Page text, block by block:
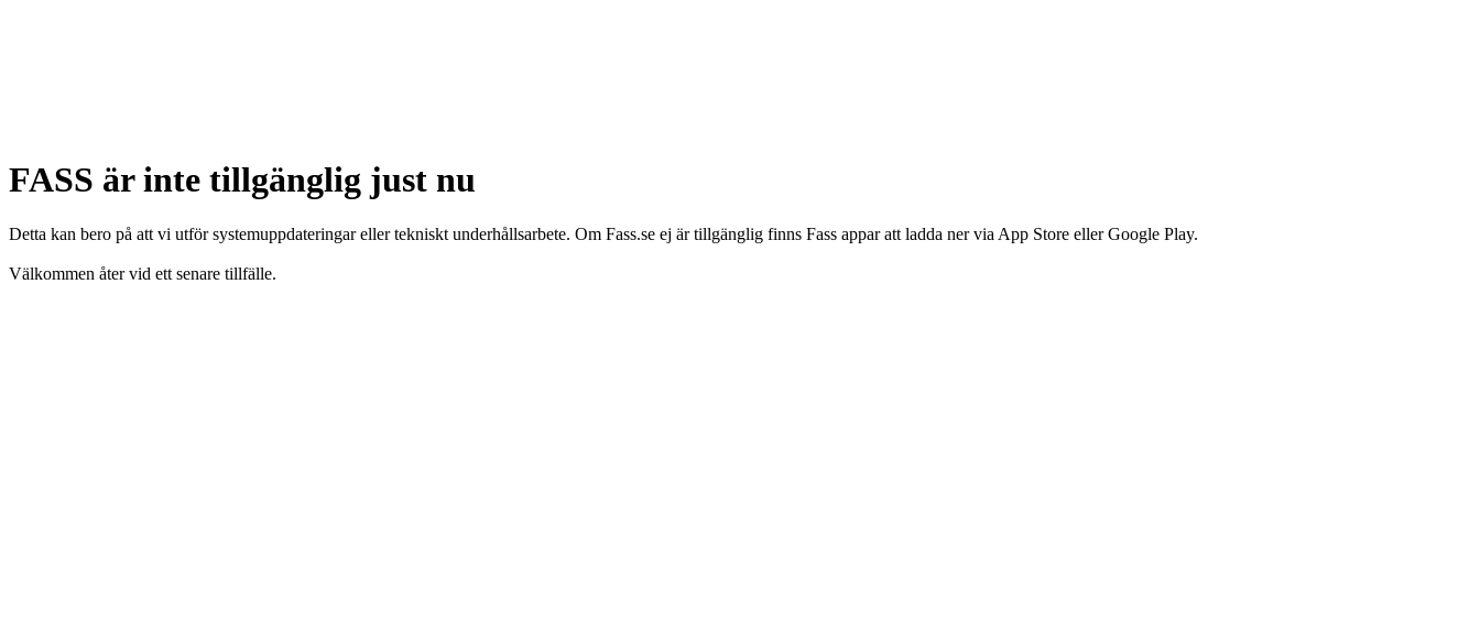
FASS är inte tillgänglig just nu
Detta kan bero på att vi utför systemuppdateringar eller tekniskt underhållsarbete. Om Fass.se ej är tillgänglig finns Fass appar att ladda ner via App Store eller Google Play.
Välkommen åter vid ett senare tillfälle.